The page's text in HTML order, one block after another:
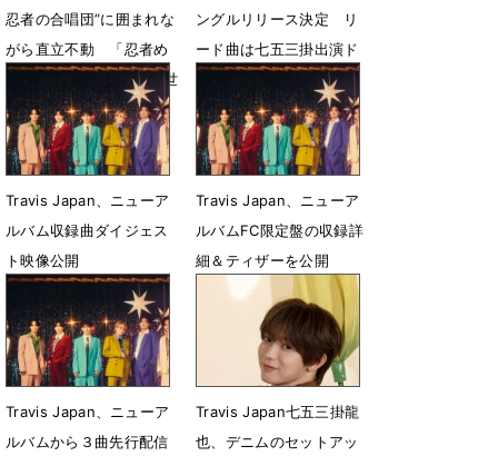
忍者の合唱団”に囲まれな
がら直立不動 「忍者め
し」新CMでシュールな世
界観を展開
4月22日 11時10分
ングルリリース決定 リ
ード曲は七五三掛出演ド
ラマ挿入歌
1月4日 23時31分
Travis Japan、ニューア
ルバム収録曲ダイジェス
ト映像公開
11月19日 19時30分
Travis Japan、ニューア
ルバムFC限定盤の収録詳
細＆ティザーを公開
11月8日 14時25分
Travis Japan、ニューア
ルバムから３曲先行配信
Travis Japan七五三掛龍
也、デニムのセットアッ